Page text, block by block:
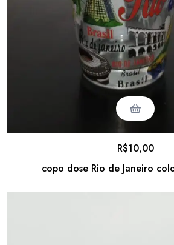
copo dose Rio de Janeiro
R$10,00